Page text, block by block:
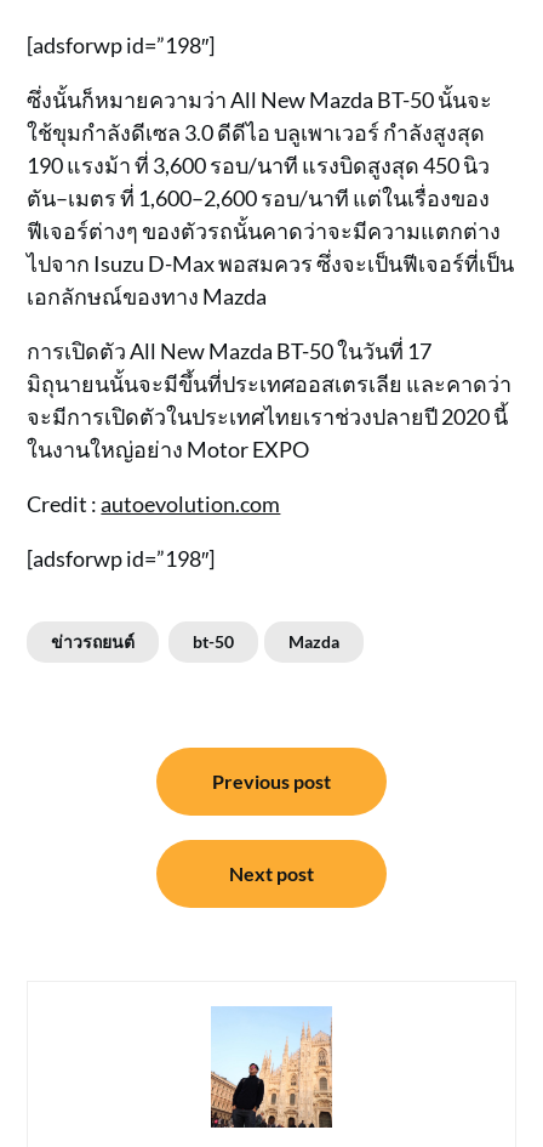
[adsforwp id=”198″]
ซึ่งนั้นก็หมายความว่า All New Mazda BT-50 นั้นจะ
ใช้ขุมกำลังดีเซล 3.0 ดีดีไอ บลูเพาเวอร์ กำลังสูงสุด
190 แรงม้า ที่ 3,600 รอบ/นาที แรงบิดสูงสุด 450 นิว
ตัน–เมตร ที่ 1,600–2,600 รอบ/นาที แต่ในเรื่องของ
ฟีเจอร์ต่างๆ ของตัวรถนั้นคาดว่าจะมีความแตกต่าง
ไปจาก Isuzu D-Max พอสมควร ซึ่งจะเป็นฟีเจอร์ที่เป็น
เอกลักษณ์ของทาง Mazda
การเปิดตัว All New Mazda BT-50 ในวันที่ 17
มิถุนายนนั้นจะมีขึ้นที่ประเทศออสเตรเลีย และคาดว่า
จะมีการเปิดตัวในประเทศไทยเราช่วงปลายปี 2020 นี้
ในงานใหญ่อย่าง Motor EXPO
Credit :autoevolution.com
[adsforwp id=”198″]
ข่าวรถยนต์ bt-50 Mazda
Previous post
Next post